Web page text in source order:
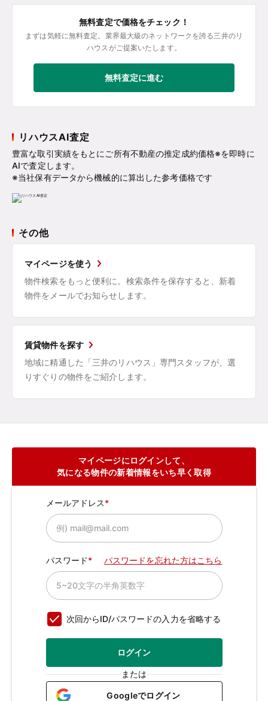
無料査定で価格をチェック！
まずは気軽に無料査定。業界最大級のネットワークを誇る三井のリ
ハウスがご提案いたします。
無料査定に進む
リハウスAI査定
豊富な取引実績をもとにご所有不動産の推定成約価格※を即時に
AIで査定します。
※当社保有データから機械的に算出した参考価格です
その他
マイページを使う
物件検索をもっと便利に。検索条件を保存すると、新着
物件をメールでお知らせします。
賃貸物件を探す
地域に精通した「三井のリハウス」専門スタッフが、選
りすぐりの物件をご紹介します。
マイページにログインして、
気になる物件の新着情報をいち早く取得
メールアドレス
パスワード パスワードを忘れた方はこちら
次回からID/パスワードの入力を省略する
ログイン
または
Googleでログイン